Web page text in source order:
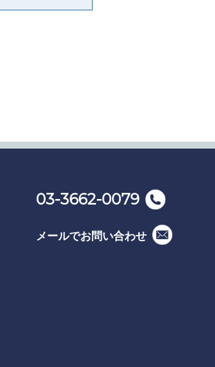
03-3662-0079
メールでお問い合わせ